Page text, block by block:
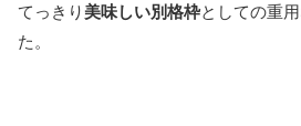
てっきり美味しい別格枠としての重
た。